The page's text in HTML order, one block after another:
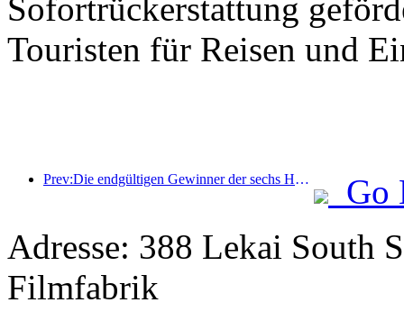
Sofortrückerstattung
Touristen für Reisen und
Prev:Die endgültigen Gewinner der sechs Hauptpreise wurden bekanntgegeben, über hundert Hotels und Unternehmen erhalten jährlich Auszeichnungen!
Go
Adresse: 388 Lekai South
Filmfabrik